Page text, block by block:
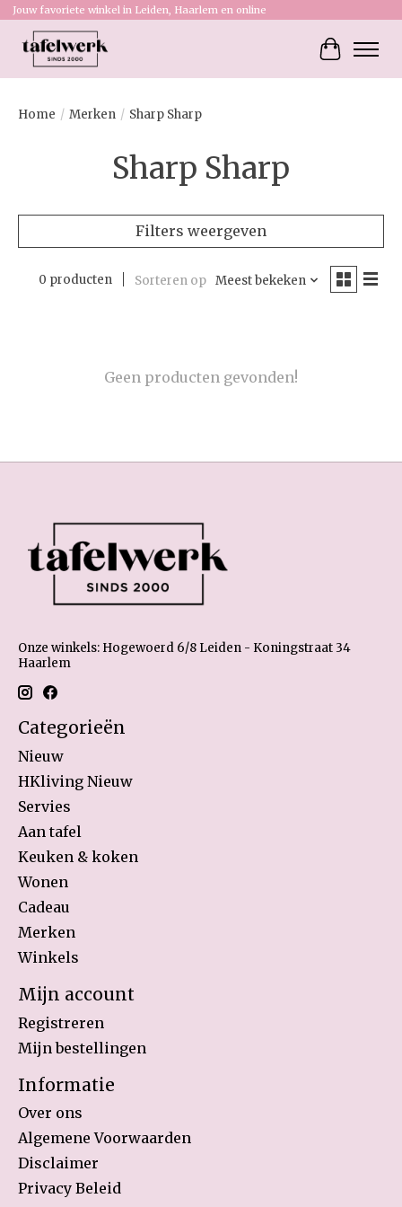
Jouw favoriete winkel in Leiden, Haarlem en online
Home / Merken / Sharp Sharp
Sharp Sharp
Filters weergeven
0 producten Sorteren op Meest bekeken
Geen producten gevonden!
Onze winkels: Hogewoerd 6/8 Leiden - Koningstraat 34
Haarlem
Categorieën
Nieuw
HKliving Nieuw
Servies
Aan tafel
Keuken & koken
Wonen
Cadeau
Merken
Winkels
Mijn account
Registreren
Mijn bestellingen
Informatie
Over ons
Algemene Voorwaarden
Disclaimer
Privacy Beleid